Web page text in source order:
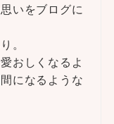
いをブログに
。
おしくなるよ
になるような